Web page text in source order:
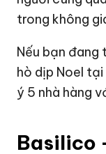
trong không
Nếu bạn đang
hò dịp Noel tại
ý 5 nhà hàng
Basilico